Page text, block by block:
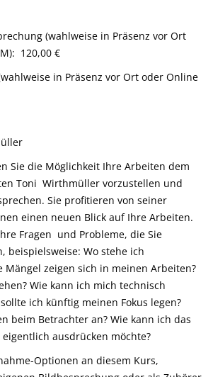
(wahlweise in Präsenz vor Ort
120,00 €
in Präsenz vor Ort oder Online
Sie die Möglichkeit Ihre Arbeiten dem
Toni Wirthmüller vorzustellen und
Sie profitieren von seiner
einen neuen Blick auf Ihre Arbeiten.
Fragen und Probleme, die Sie
beispielsweise: Wo stehe ich
Mängel zeigen sich in meinen Arbeiten?
Wie kann ich mich technisch
ich künftig meinen Fokus legen?
beim Betrachter an? Wie kann ich das
ausdrücken möchte?
Optionen an diesem Kurs,